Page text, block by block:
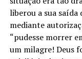
liberou a sua saída
mediante
“pudesse morrer
um milagre! Deus